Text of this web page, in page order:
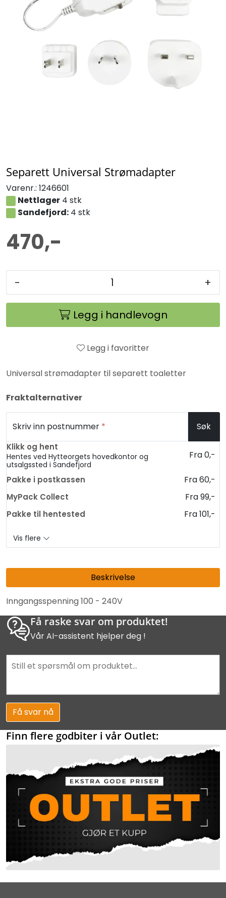
Separett Universal Strømadapter
Varenr.: 1246601
Nettlager4 stk
Sandefjord:4 stk
470,-
- +
Legg i handlevogn
Legg i favoritter
Universal strømadapter til separett toaletter
Fraktalternativer
Skriv inn postnummer * Søk
Klikk og hent
Hentes ved Hytteorgets hovedkontor og
utsalgssted i Sandefjord
Fra 0,-
Pakke i postkassen Fra 60,-
MyPack Collect Fra 99,-
Pakke til hentested Fra 101,-
Vis flere
Beskrivelse
Inngangsspenning 100 - 240V
Få raske svar om produktet!
Vår AI-assistent hjelper deg !
Få svar nå
Finn flere godbiter i vår Outlet: